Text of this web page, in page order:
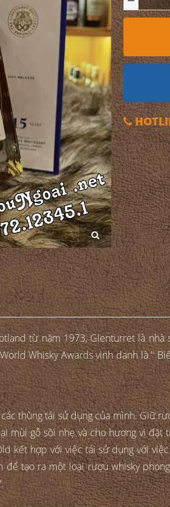
từ năm 1973, Glenturret là nhà
Whisky Awards vinh danh là "
thùng tái sử dụng của mình. Giữ
mùi gỗ sồi nhẹ và cho hương vị đặt
kết hợp với việc tái sử dụng với
tạo ra một loại rượu whisky